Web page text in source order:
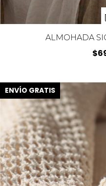
ALMOHADA
ENVÍO GRATIS